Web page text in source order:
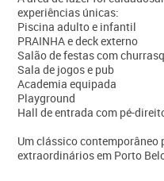
experiências únicas:
Piscina adulto e infantil
PRAINHA e deck externo
Salão de festas com
Sala de jogos e pub
Academia equipada
Playground
Hall de entrada com pé-
Um clássico contemporâneo
extraordinários em Porto